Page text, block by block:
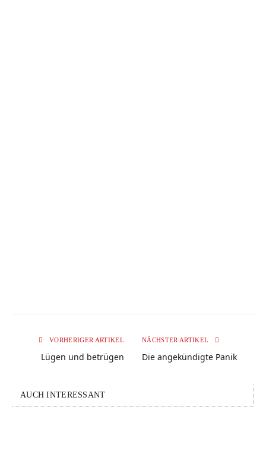
VORHERIGER ARTIKEL
Lügen und betrügen
NÄCHSTER ARTIKEL
Die angekündigte Panik
AUCH INTERESSANT